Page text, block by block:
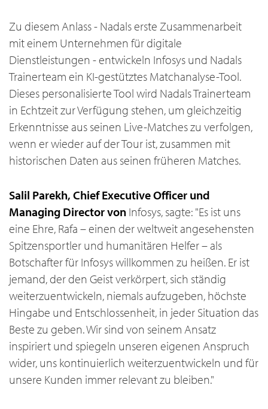
Zu diesem Anlass - Nadals erste Zusammenarbeit
mit einem Unternehmen für digitale
Dienstleistungen - entwickeln Infosys und Nadals
Trainerteam ein KI-gestütztes Matchanalyse-Tool.
Dieses personalisierte Tool wird Nadals Trainerteam
in Echtzeit zur Verfügung stehen, um gleichzeitig
Erkenntnisse aus seinen Live-Matches zu verfolgen,
wenn er wieder auf der Tour ist, zusammen mit
historischen Daten aus seinen früheren Matches.
Salil Parekh, Chief Executive Officer und
Managing Director von Infosys, sagte: "Es ist uns
eine Ehre, Rafa – einen der weltweit angesehensten
Spitzensportler und humanitären Helfer – als
Botschafter für Infosys willkommen zu heißen. Er ist
jemand, der den Geist verkörpert, sich ständig
weiterzuentwickeln, niemals aufzugeben, höchste
Hingabe und Entschlossenheit, in jeder Situation das
Beste zu geben. Wir sind von seinem Ansatz
inspiriert und spiegeln unseren eigenen Anspruch
wider, uns kontinuierlich weiterzuentwickeln und für
unsere Kunden immer relevant zu bleiben."